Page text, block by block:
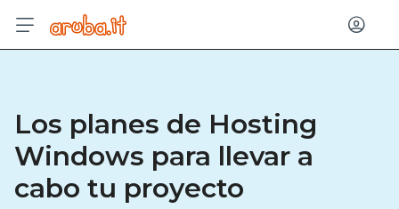
Entrar
Los planes de Hosting
Windows para llevar a
cabo tu proyecto